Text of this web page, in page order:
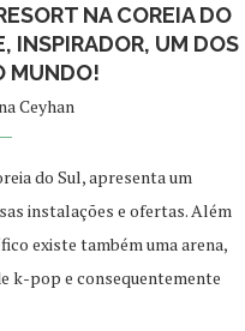
NA COREIA DO
INSPIRADOR, UM DOS
MUNDO!
Ceyhan
do Sul, apresenta um
instalações e ofertas. Além
existe também uma arena,
k-pop e consequentemente